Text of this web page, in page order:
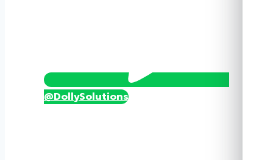
@DollySolutions